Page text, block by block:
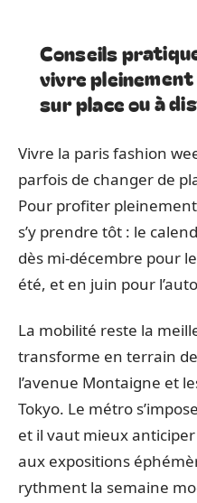
Conseils
vivre pleinement
sur place ou à
Vivre la paris fashion
parfois de changer de
Pour profiter
s’y prendre tôt : le
dès mi-décembre pour
été, et en juin pour
La mobilité reste la
transforme en terrain
l’avenue Montaigne et
Tokyo. Le métro
et il vaut mieux
aux expositions
rythment la semaine